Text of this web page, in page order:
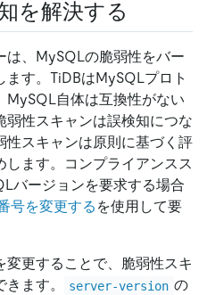
を解決する
は、MySQLの脆弱性をバー
す。TiDBはMySQLプロト
MySQL自体は互換性がない
弱性スキャンは誤検知につな
性スキャンは原則に基づく評
ます。コンプライアンスス
バージョンを要求する場合
号を変更する を使用して要
更することで、脆弱性スキ
ます。
server-version の